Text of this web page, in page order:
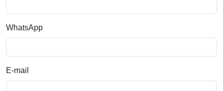
WhatsApp
E-mail